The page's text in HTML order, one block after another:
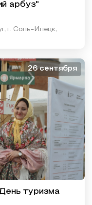
арбуз"
г. Соль-Илецк,
26 сентября
туризма